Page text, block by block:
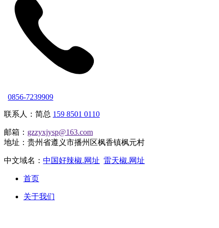
0856-7239909
联系人：简总 159 8501 0110
邮箱： gzzyxjysp@163.com
地址：贵州省遵义市播州区枫香镇枫元村
中文域名： 中国好辣椒.网址 雷天椒.网址
首页
关于我们